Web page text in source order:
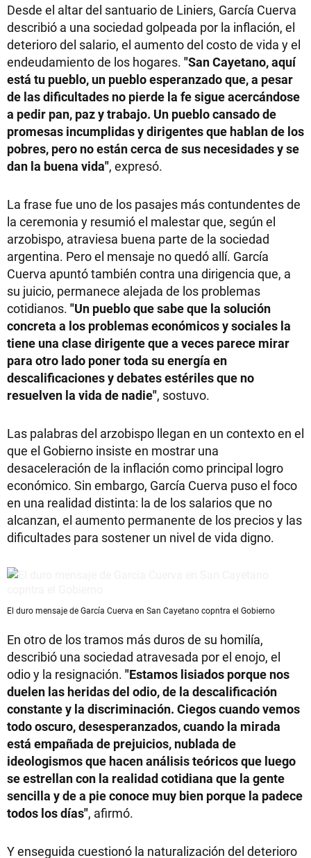
Desde el altar del santuario de Liniers, García Cuerva
describió a una sociedad golpeada por la inflación, el
deterioro del salario, el aumento del costo de vida y el
endeudamiento de los hogares. "San Cayetano, aquí
está tu pueblo, un pueblo esperanzado que, a pesar
de las dificultades no pierde la fe sigue acercándose
a pedir pan, paz y trabajo. Un pueblo cansado de
promesas incumplidas y dirigentes que hablan de los
pobres, pero no están cerca de sus necesidades y se
dan la buena vida", expresó.
La frase fue uno de los pasajes más contundentes de
la ceremonia y resumió el malestar que, según el
arzobispo, atraviesa buena parte de la sociedad
argentina. Pero el mensaje no quedó allí. García
Cuerva apuntó también contra una dirigencia que, a
su juicio, permanece alejada de los problemas
cotidianos. "Un pueblo que sabe que la solución
concreta a los problemas económicos y sociales la
tiene una clase dirigente que a veces parece mirar
para otro lado poner toda su energía en
descalificaciones y debates estériles que no
resuelven la vida de nadie", sostuvo.
Las palabras del arzobispo llegan en un contexto en el
que el Gobierno insiste en mostrar una
desaceleración de la inflación como principal logro
económico. Sin embargo, García Cuerva puso el foco
en una realidad distinta: la de los salarios que no
alcanzan, el aumento permanente de los precios y las
dificultades para sostener un nivel de vida digno.
El duro mensaje de García Cuerva en San Cayetano copntra el Gobierno
En otro de los tramos más duros de su homilía,
describió una sociedad atravesada por el enojo, el
odio y la resignación. "Estamos lisiados porque nos
duelen las heridas del odio, de la descalificación
constante y la discriminación. Ciegos cuando vemos
todo oscuro, desesperanzados, cuando la mirada
está empañada de prejuicios, nublada de
ideologismos que hacen análisis teóricos que luego
se estrellan con la realidad cotidiana que la gente
sencilla y de a pie conoce muy bien porque la padece
todos los días", afirmó.
Y enseguida cuestionó la naturalización del deterioro